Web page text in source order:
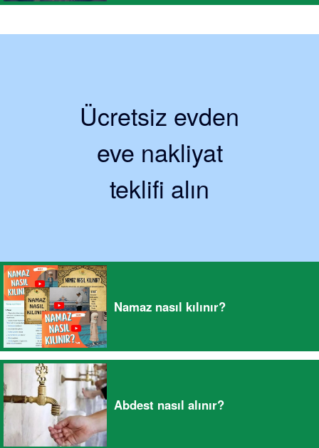
Ücretsiz evden
eve nakliyat
teklifi alın
Namaz nasıl kılınır?
Abdest nasıl alınır?